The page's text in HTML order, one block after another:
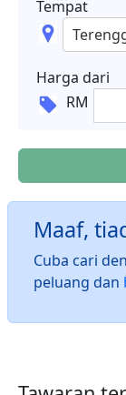
Tempat
Harga dari
RM
Maaf,
Cuba cari
peluang dan